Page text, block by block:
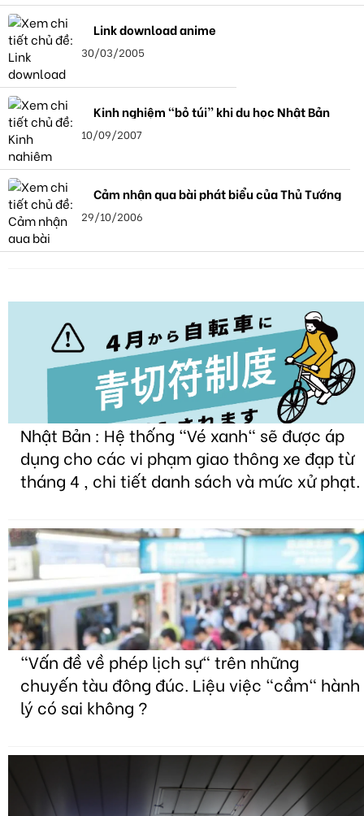
Link download anime
30/03/2005
Kinh nghiệm “bỏ túi” khi du học Nhật Bản
10/09/2007
Cảm nhận qua bài phát biểu của Thủ Tướng
29/10/2006
Nhật Bản : Hệ thống "Vé xanh" sẽ được áp
dụng cho các vi phạm giao thông xe đạp từ
tháng 4 , chi tiết danh sách và mức xử phạt.
"Vấn đề về phép lịch sự" trên những
chuyến tàu đông đúc. Liệu việc "cầm" hành
lý có sai không ?